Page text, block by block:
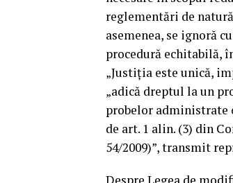
reglementări de
asemenea, se ignoră
procedură echitabilă,
„Justiţia este unică,
„adică dreptul la un
probelor administrate
de art. 1 alin. (3) din
54/2009)”, transmit